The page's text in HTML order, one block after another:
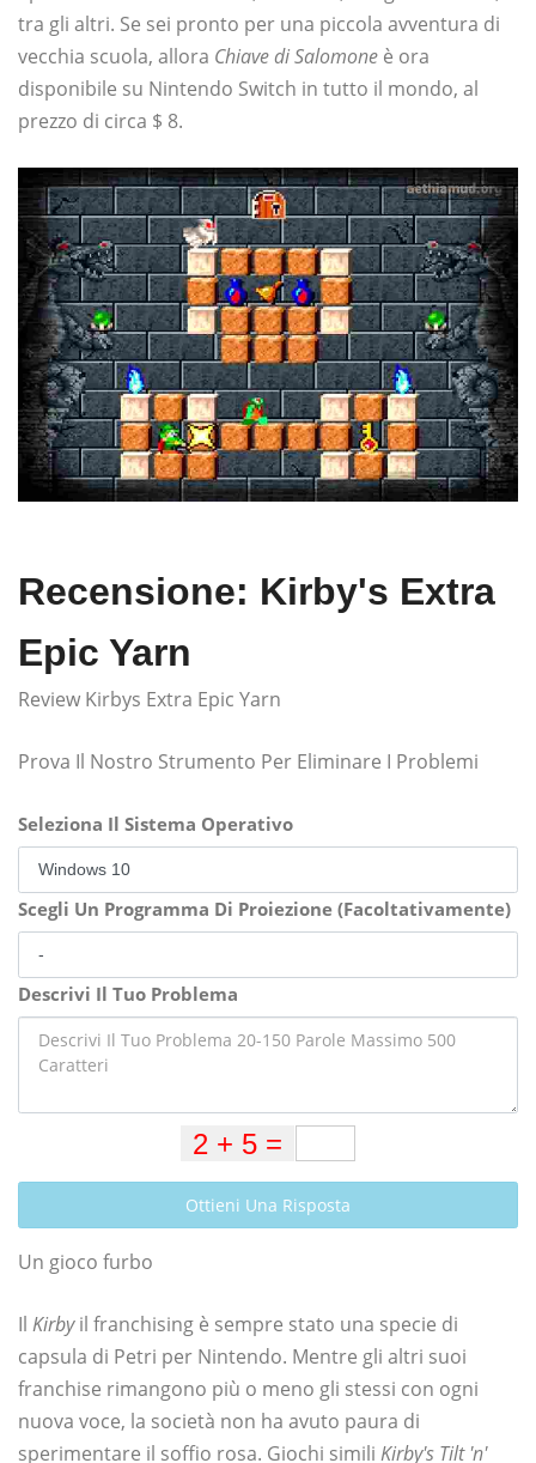
tra gli altri. Se sei pronto per una piccola avventura di
vecchia scuola, allora Chiave di Salomone è ora
disponibile su Nintendo Switch in tutto il mondo, al
prezzo di circa $ 8.
Recensione: Kirby's Extra
Epic Yarn
Review Kirbys Extra Epic Yarn
Prova Il Nostro Strumento Per Eliminare I Problemi
Seleziona Il Sistema Operativo
Scegli Un Programma Di Proiezione (Facoltativamente)
Descrivi Il Tuo Problema
Ottieni Una Risposta
Un gioco furbo
Il Kirbyil franchising è sempre stato una specie di
capsula di Petri per Nintendo. Mentre gli altri suoi
franchise rimangono più o meno gli stessi con ogni
nuova voce, la società non ha avuto paura di
sperimentare il soffio rosa. Giochi simili Kirby's Tilt 'n'